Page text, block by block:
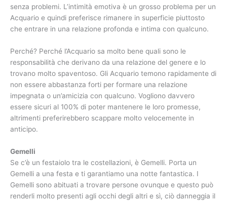
senza problemi. L’intimità emotiva è un grosso problema per un
Acquario e quindi preferisce rimanere in superficie piuttosto
che entrare in una relazione profonda e intima con qualcuno.
Perché? Perché l’Acquario sa molto bene quali sono le
responsabilità che derivano da una relazione del genere e lo
trovano molto spaventoso. Gli Acquario temono rapidamente di
non essere abbastanza forti per formare una relazione
impegnata o un’amicizia con qualcuno. Vogliono davvero
essere sicuri al 100% di poter mantenere le loro promesse,
altrimenti preferirebbero scappare molto velocemente in
anticipo.
Gemelli
Se c’è un festaiolo tra le costellazioni, è Gemelli. Porta un
Gemelli a una festa e ti garantiamo una notte fantastica. I
Gemelli sono abituati a trovare persone ovunque e questo può
renderli molto presenti agli occhi degli altri e sì, ciò danneggia il